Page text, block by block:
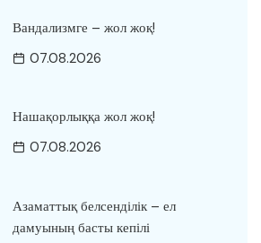
Вандализмге – жол жоқ!
07.08.2026
Нашақорлыққа жол жоқ!
07.08.2026
Азаматтық белсенділік – ел
дамуының басты кепілі